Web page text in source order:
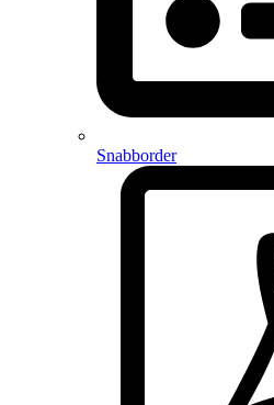
Snabborder